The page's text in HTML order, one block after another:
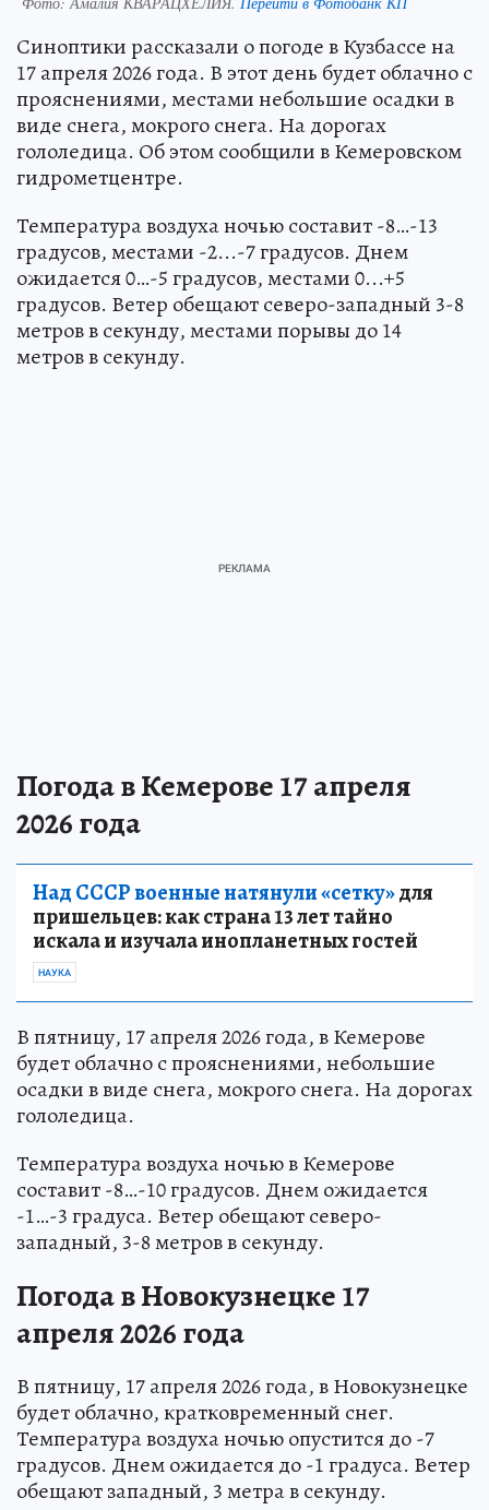
Синоптики рассказали о погоде в Кузбассе на
17 апреля 2026 года. В этот день будет облачно с
прояснениями, местами небольшие осадки в
виде снега, мокрого снега. На дорогах
гололедица. Об этом сообщили в Кемеровском
гидрометцентре.
Температура воздуха ночью составит -8…-13
градусов, местами -2...-7 градусов. Днем
ожидается 0…-5 градусов, местами 0...+5
градусов. Ветер обещают северо-западный 3-8
метров в секунду, местами порывы до 14
метров в секунду.
Погода в Кемерове 17 апреля
2026 года
Над СССР военные натянули «сетку»для
пришельцев: как страна 13 лет тайно
искала и изучала инопланетных гостей
НАУКА
В пятницу, 17 апреля 2026 года, в Кемерове
будет облачно с прояснениями, небольшие
осадки в виде снега, мокрого снега. На дорогах
гололедица.
Температура воздуха ночью в Кемерове
составит -8…-10 градусов. Днем ожидается
-1…-3 градуса. Ветер обещают северо-
западный, 3-8 метров в секунду.
Погода в Новокузнецке 17
апреля 2026 года
В пятницу, 17 апреля 2026 года, в Новокузнецке
будет облачно, кратковременный снег.
Температура воздуха ночью опустится до -7
градусов. Днем ожидается до -1 градуса. Ветер
обещают западный, 3 метра в секунду.